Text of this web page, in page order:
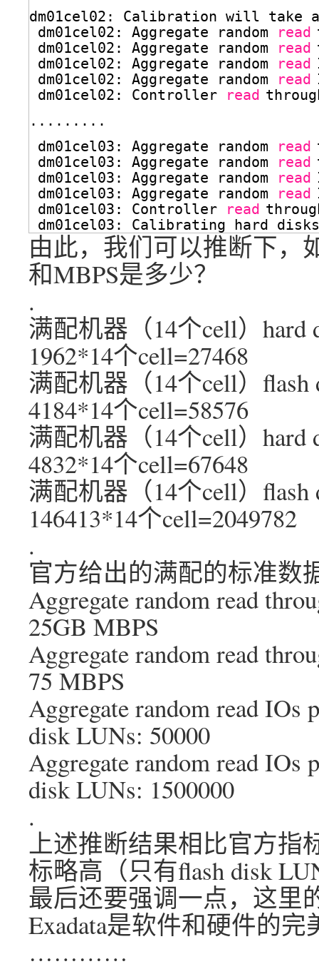
dm01cel02: Calibration will take
dm01cel02: Aggregate random
read
dm01cel02: Aggregate random
read
dm01cel02: Aggregate random
read
dm01cel02: Aggregate random
read
dm01cel02: Controller
read
.........
dm01cel03: Aggregate random
read
dm01cel03: Aggregate random
read
dm01cel03: Aggregate random
read
dm01cel03: Aggregate random
read
dm01cel03: Controller
read
dm01cel03: Calibrating hard
由此，我们可以推断下，
和MBPS是多少？
.
满配机器（14个cell）
1962*14个cell=27468
满配机器（14个cell）
4184*14个cell=58576
满配机器（14个cell）hard
4832*14个cell=67648
满配机器（14个cell）
146413*14个cell=2049782
.
官方给出的满配的标准数
Aggregate random read
25GB MBPS
Aggregate random read
75 MBPS
Aggregate random read IOs
disk LUNs: 50000
Aggregate random read IOs
disk LUNs: 1500000
.
上述推断结果相比官方指
标略高（只有flash disk
最后还要强调一点，这里
Exadata是软件和硬件的完
…………